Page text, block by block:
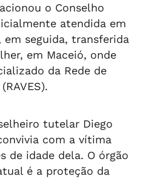
o Conselho
atendida em
em seguida, transferida
em Maceió, onde
da Rede de
tutelar Diego
com a vítima
de idade dela. O órgão
é a proteção da